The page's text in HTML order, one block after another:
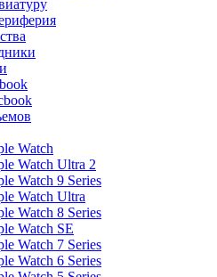
Watch
Watch Ultra 2
Watch 9 Series
Watch Ultra
Watch 8 Series
Watch SE
Watch 7 Series
Watch 6 Series